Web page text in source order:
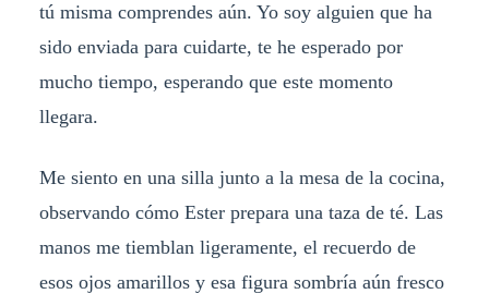
tú misma comprendes aún. Yo soy alguien que ha
sido enviada para cuidarte, te he esperado por
mucho tiempo, esperando que este momento
llegara.
Me siento en una silla junto a la mesa de la cocina,
observando cómo Ester prepara una taza de té. Las
manos me tiemblan ligeramente, el recuerdo de
esos ojos amarillos y esa figura sombría aún fresco